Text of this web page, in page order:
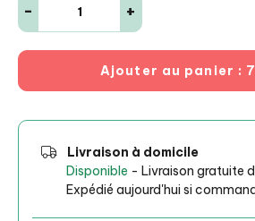
- +
Ajouter au panier :
Livraison à domicile
Disponible - Livraison gratuite
Expédié aujourd'hui si